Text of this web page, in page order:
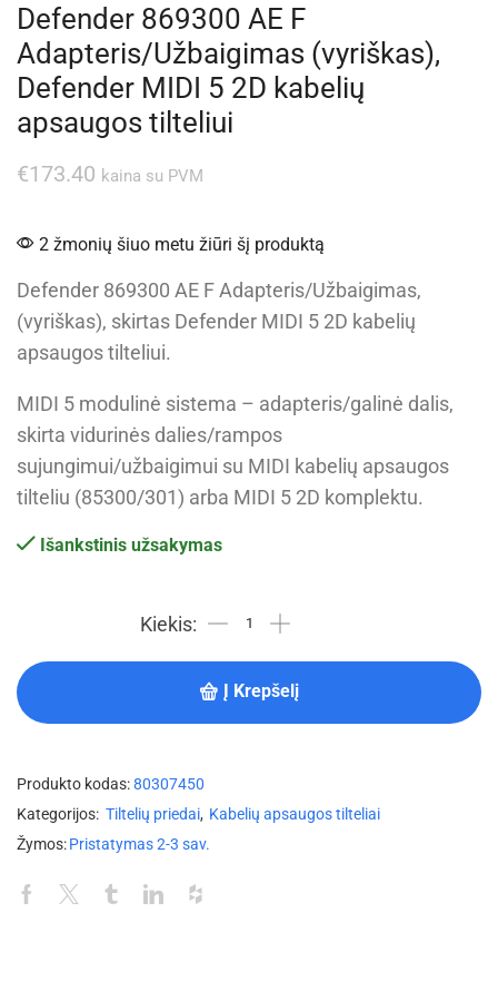
Defender 869300 AE F
Adapteris/Užbaigimas (vyriškas),
Defender MIDI 5 2D kabelių
apsaugos tilteliui
€173.40 kaina su PVM
2 žmonių šiuo metu žiūri šį produktą
Defender 869300 AE F Adapteris/Užbaigimas,
(vyriškas), skirtas Defender MIDI 5 2D kabelių
apsaugos tilteliui.
MIDI 5 modulinė sistema – adapteris/galinė dalis,
skirta vidurinės dalies/rampos
sujungimui/užbaigimui su MIDI kabelių apsaugos
tilteliu (85300/301) arba MIDI 5 2D komplektu.
Išankstinis užsakymas
Į Krepšelį
Produkto kodas:80307450
Kategorijos: Tiltelių priedai, Kabelių apsaugos tilteliai
Žymos:Pristatymas 2-3 sav.